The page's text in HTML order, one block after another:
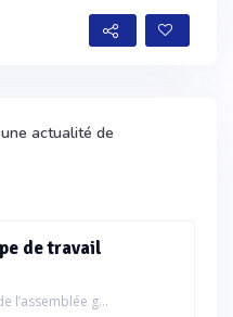
actualité de
de travail
l’assemblée g...